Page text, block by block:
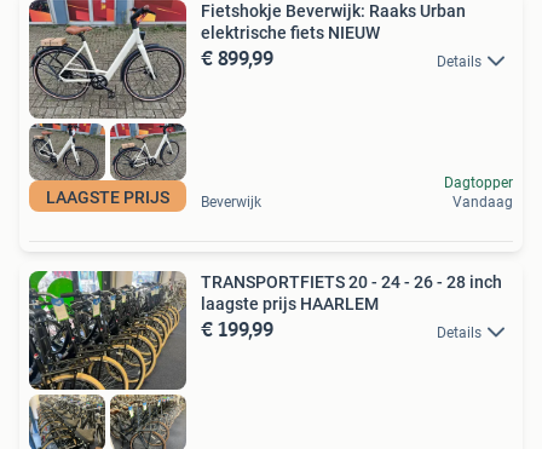
LAAGSTE PRIJS
Fietshokje Beverwijk: Raaks Urban
elektrische fiets NIEUW
€ 899,99 Details
Beverwijk
Dagtopper
Vandaag
TRANSPORTFIETS 20 - 24 - 26 - 28 inch
laagste prijs HAARLEM
€ 199,99 Details